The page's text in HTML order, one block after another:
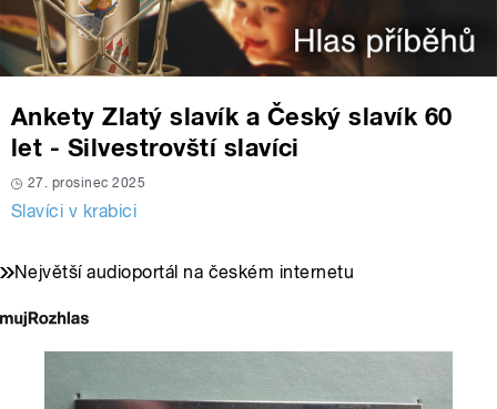
Ankety Zlatý slavík a Český slavík 60
let - Silvestrovští slavíci
27. prosinec 2025
Slavíci v krabici
Největší audioportál na českém internetu